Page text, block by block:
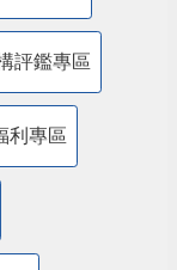
評鑑專區
利專區